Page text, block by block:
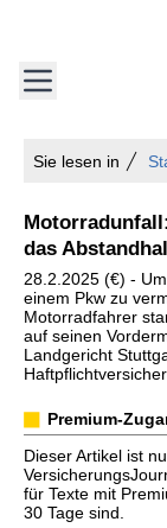
Sie lesen in
das
28.2.2025 (€) -
einem Pkw zu
Motorradfahrer
auf seinen
Landgericht
Premium-
Dieser Artikel ist
für Texte mit
30 Tage sind.